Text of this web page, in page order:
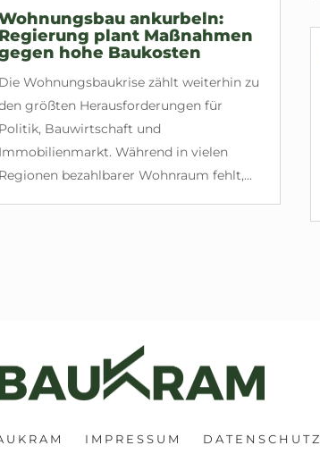
ankurbeln:
Regierung plant Maßnahmen
hohe Baukosten
Die Wohnungsbaukrise zählt weiterhin zu
größten Herausforderungen für
Politik, Bauwirtschaft und
Immobilienmarkt. Während in vielen
Regionen bezahlbarer Wohnraum fehlt,...
IMPRESSUM DATENSCHUTZ